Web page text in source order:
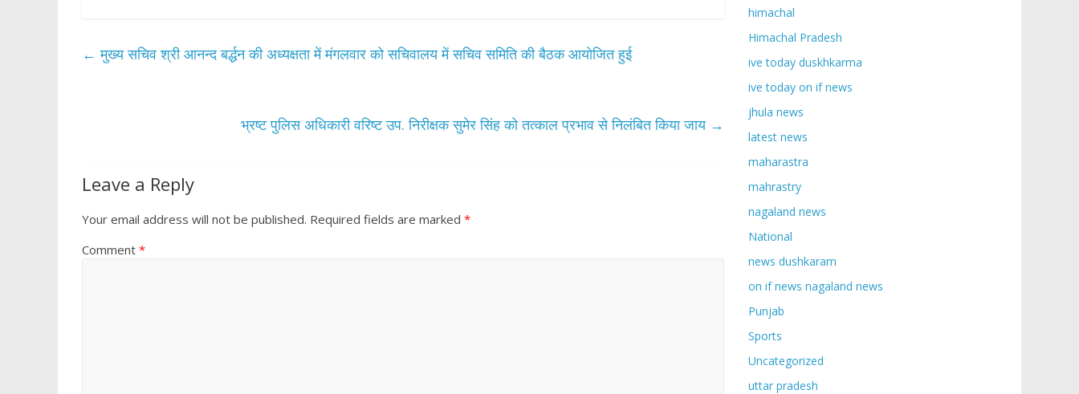
b er s e
← मुख्य सचिव श्री आनन्द बर्द्धन की अध्यक्षता में मंगलवार को सचिवालय में सचिव समिति की बैठक आयोजित हुई
भ्रष्ट पुलिस अधिकारी वरिष्ट उप. निरीक्षक सुमेर सिंह को तत्काल प्रभाव से निलंबित किया जाय →
Leave a Reply
Your email address will not be published. Required fields are marked *
Comment *
himachal
Himachal Pradesh
ive today duskhkarma
ive today on if news
jhula news
latest news
maharastra
mahrastry
nagaland news
National
news dushkaram
on if news nagaland news
Punjab
Sports
Uncategorized
uttar pradesh